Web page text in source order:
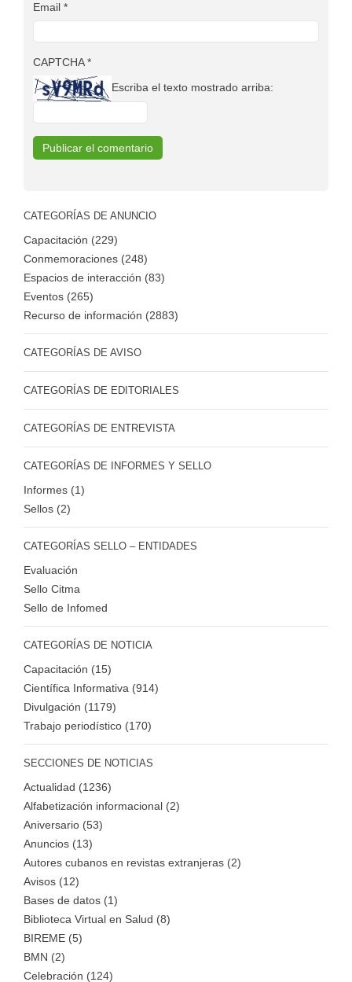
Email *
CAPTCHA*
Escriba el texto mostrado arriba:
CATEGORÍAS DE ANUNCIO
Capacitación (229)
Conmemoraciones (248)
Espacios de interacción (83)
Eventos (265)
Recurso de información (2883)
CATEGORÍAS DE AVISO
CATEGORÍAS DE EDITORIALES
CATEGORÍAS DE ENTREVISTA
CATEGORÍAS DE INFORMES Y SELLO
Informes (1)
Sellos (2)
CATEGORÍAS SELLO – ENTIDADES
Evaluación
Sello Citma
Sello de Infomed
CATEGORÍAS DE NOTICIA
Capacitación (15)
Científica Informativa (914)
Divulgación (1179)
Trabajo periodístico (170)
SECCIONES DE NOTICIAS
Actualidad (1236)
Alfabetización informacional (2)
Aniversario (53)
Anuncios (13)
Autores cubanos en revistas extranjeras (2)
Avisos (12)
Bases de datos (1)
Biblioteca Virtual en Salud (8)
BIREME (5)
BMN (2)
Celebración (124)